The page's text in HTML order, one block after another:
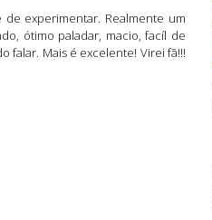
experimentar. Realmente um
ótimo paladar, macio, facíl de
falar. Mais é excelente! Virei fã!!!